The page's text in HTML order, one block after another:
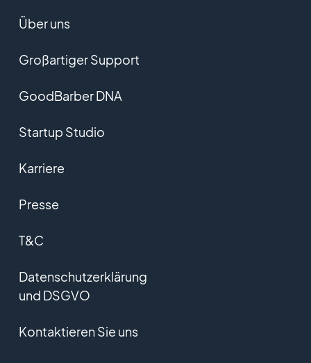
Über uns
Großartiger Support
GoodBarber DNA
Startup Studio
Karriere
Presse
T&C
Datenschutzerklärung
und DSGVO
Kontaktieren Sie uns